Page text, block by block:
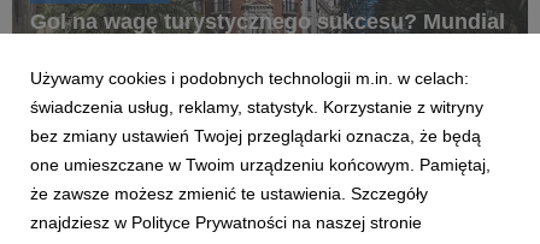
Gol na wagę turystycznego sukcesu? Mundial
podróżnych z Polski
20 lipca 2026
Komentarz ekspercki: Marzena Buczkowska-German,
ekspertka rynku turystycznego, Wakacje.pl
Używamy cookies i podobnych technologii m.in. w celach:
świadczenia usług, reklamy, statystyk. Korzystanie z witryny
bez zmiany ustawień Twojej przeglądarki oznacza, że będą
one umieszczane w Twoim urządzeniu końcowym. Pamiętaj,
że zawsze możesz zmienić te ustawienia. Szczegóły
znajdziesz w Polityce Prywatności na naszej stronie